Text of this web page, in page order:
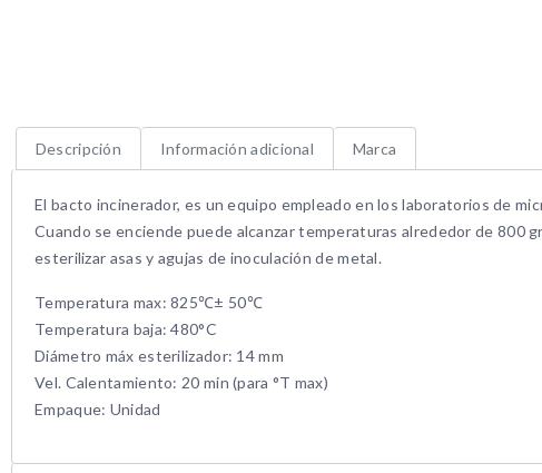
Descripción Información adicional Marca
El bacto incinerador, es un equipo empleado en los laboratorios de
Cuando se enciende puede alcanzar temperaturas alrededor de 800
esterilizar asas y agujas de inoculación de metal.
Temperatura max: 825℃± 50℃
Temperatura baja: 480°C
Diámetro máx esterilizador: 14 mm
Vel. Calentamiento: 20 min (para °T max)
Empaque: Unidad